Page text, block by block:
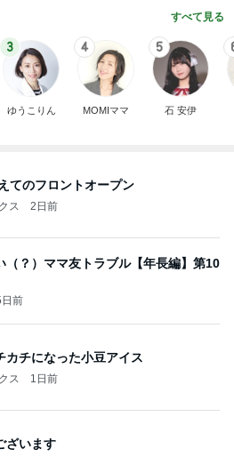
すべて見る
3
ゆうこりん
4
MOMIママ
5
石 安伊
てのフロントオープン
ス 2日前
（？）ママ友トラブル【年長編】第10
前
カチになった小豆アイス
ス 1日前
ざいます